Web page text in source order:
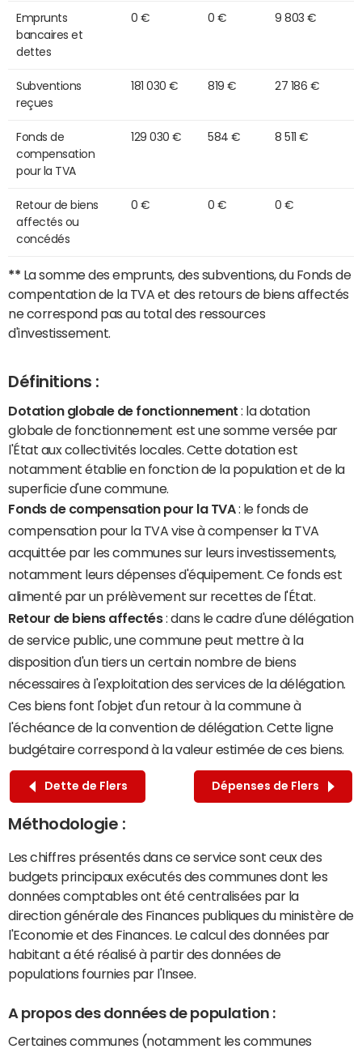
Emprunts
bancaires et
dettes
0 € 0 € 9 803 €
Subventions
reçues
181 030 € 819 € 27 186 €
Fonds de
compensation
pour la TVA
129 030 € 584 € 8 511 €
Retour de biens
affectés ou
concédés
0 € 0 € 0 €
** La somme des emprunts, des subventions, du Fonds de
compentation de la TVA et des retours de biens affectés
ne correspond pas au total des ressources
d'investissement.
Définitions :
Dotation globale de fonctionnement : la dotation
globale de fonctionnement est une somme versée par
l'État aux collectivités locales. Cette dotation est
notamment établie en fonction de la population et de la
superficie d'une commune.
Fonds de compensation pour la TVA: le fonds de
compensation pour la TVA vise à compenser la TVA
acquittée par les communes sur leurs investissements,
notamment leurs dépenses d'équipement. Ce fonds est
alimenté par un prélèvement sur recettes de l'État.
Retour de biens affectés: dans le cadre d'une délégation
de service public, une commune peut mettre à la
disposition d'un tiers un certain nombre de biens
nécessaires à l'exploitation des services de la délégation.
Ces biens font l'objet d'un retour à la commune à
l'échéance de la convention de délégation. Cette ligne
budgétaire correspond à la valeur estimée de ces biens.
Dette de Flers Dépenses de Flers
Méthodologie :
Les chiffres présentés dans ce service sont ceux des
budgets principaux exécutés des communes dont les
données comptables ont été centralisées par la
direction générale des Finances publiques du ministère de
l'Economie et des Finances. Le calcul des données par
habitant a été réalisé à partir des données de
populations fournies par l'Insee.
A propos des données de population :
Certaines communes (notamment les communes